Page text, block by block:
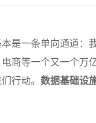
是一条单向通道：
商等一个又一个
行动。 数据基础设